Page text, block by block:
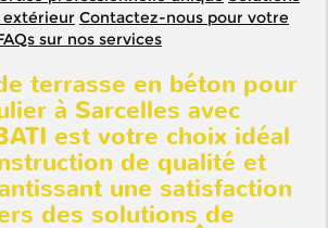
extérieur Contactez-nous pour votre
sur nos services
terrasse en béton pour
à Sarcelles avec
est votre choix idéal
de qualité et
une satisfaction
des solutions de